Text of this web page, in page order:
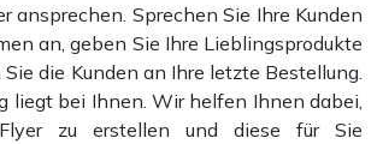
ansprechen. Sprechen Sie Ihre Kunden
an, geben Sie Ihre Lieblingsprodukte
die Kunden an Ihre letzte Bestellung.
liegt bei Ihnen. Wir helfen Ihnen dabei,
Flyer zu erstellen und diese für Sie